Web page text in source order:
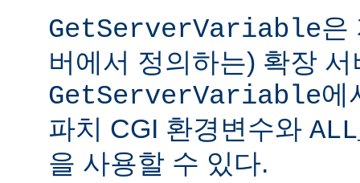
GetServerVariable은
버에서 정의하는) 확장
GetServerVariable에
파치 CGI 환경변수와
을 사용할 수 있다.